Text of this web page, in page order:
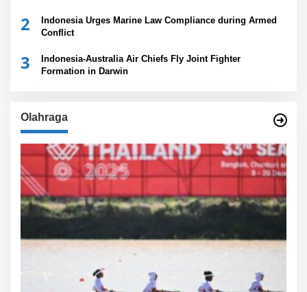
2
Indonesia Urges Marine Law Compliance during Armed
Conflict
3
Indonesia-Australia Air Chiefs Fly Joint Fighter
Formation in Darwin
Olahraga